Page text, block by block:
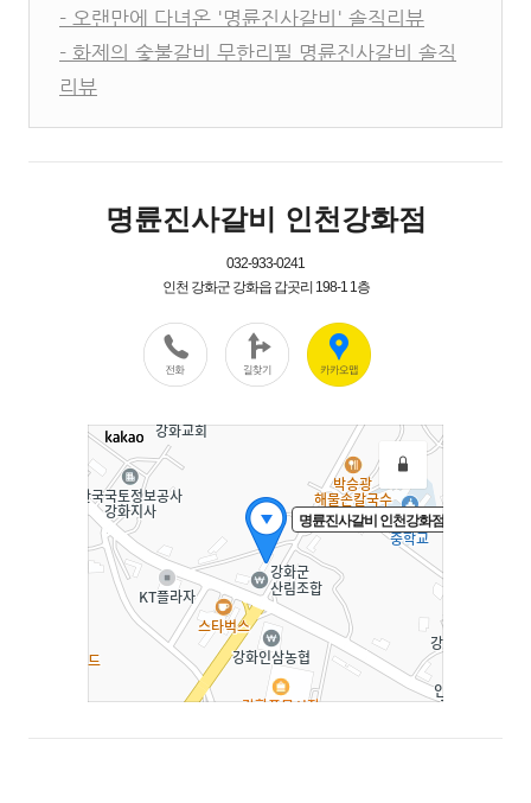
- 오랜만에 다녀온 '명륜진사갈비' 솔직리뷰
- 화제의 숯불갈비 무한리필 명륜진사갈비 솔직
리뷰